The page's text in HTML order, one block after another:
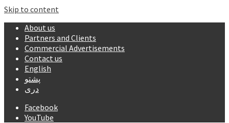
Skip to content
About us
Partners and Clients
Commercial Advertisements
Contact us
English
پشتو
دری
Facebook
YouTube